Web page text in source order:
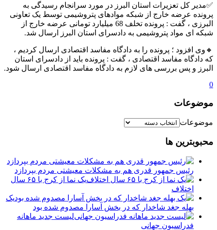
✅مدیر کل تعزیرات استان البرز در مورد سرانجام رسیدگی به
پرونده عرضه خارج از شبکه موادهای پتروشیمی توسط یک تعاونی
البرزی ، گفت : پرونده تخلف 68 میلیارد تومانی عرضه خارج از
شبکه ای مواد پتروشیمی به دادسرای استان البرز ارسال شد.
🔸وی افزود ؛ پرونده را به دادگاه مفاسد اقتصادی ارسال کردیم ،
که دادگاه مفاسد اقتصادی ، گفت : پرونده باید از دادسرای استان
البرز و پس بررسی ‌های لازم به دادگاه مفاسد اقتصادی ارسال شود.
0
موضوعات
موضوعات
محبوبترین ها
رئیس جمهور قدری هم به مشکلات معیشتی مردم بپردازد
یک نما از کرج با ۶۵ سال
اختلاف
یک
بهله جغد شاخدار که در بخش آسارا مصدوم شده بود
لیست جدید ماهانه
فدراسیون جهانی